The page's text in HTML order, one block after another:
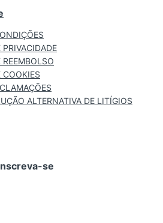
COOKIES
ALTERNATIVA DE LITÍGIOS
se